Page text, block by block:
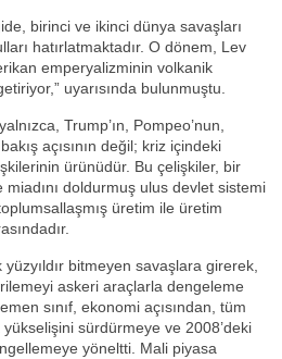
birinci ve ikinci dünya savaşları
hatırlatmaktadır. O dönem, Lev
emperyalizminin volkanik
uyarısında bulunmuştu.
Trump’ın, Pompeo’nun,
açısının değil; kriz içindeki
ürünüdür. Bu çelişkiler, bir
doldurmuş ulus devlet sistemi
üretim ile üretim
bitmeyen savaşlara girerek,
askeri araçlarla dengeleme
sınıf, ekonomi açısından, tüm
yükselişini sürdürmeye ve 2008’deki
yöneltti. Mali piyasa